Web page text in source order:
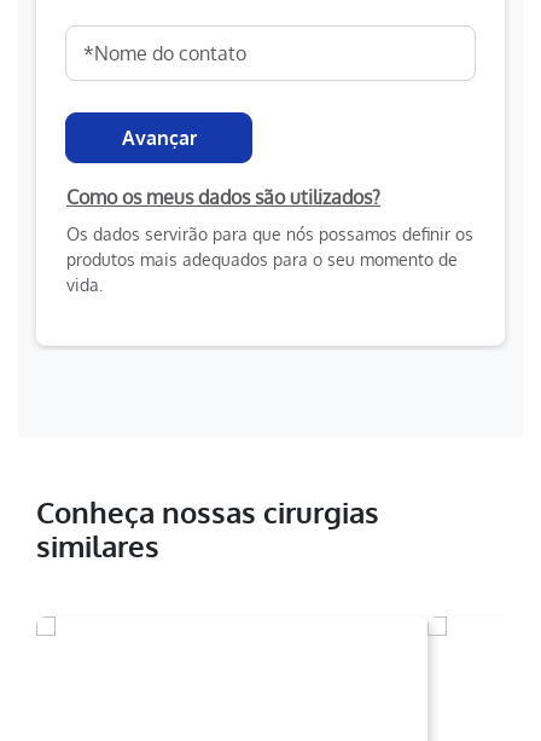
Avançar
Como os meus dados são utilizados?
Os dados servirão para que nós possamos definir os
produtos mais adequados para o seu momento de
vida.
Conheça nossas cirurgias
similares